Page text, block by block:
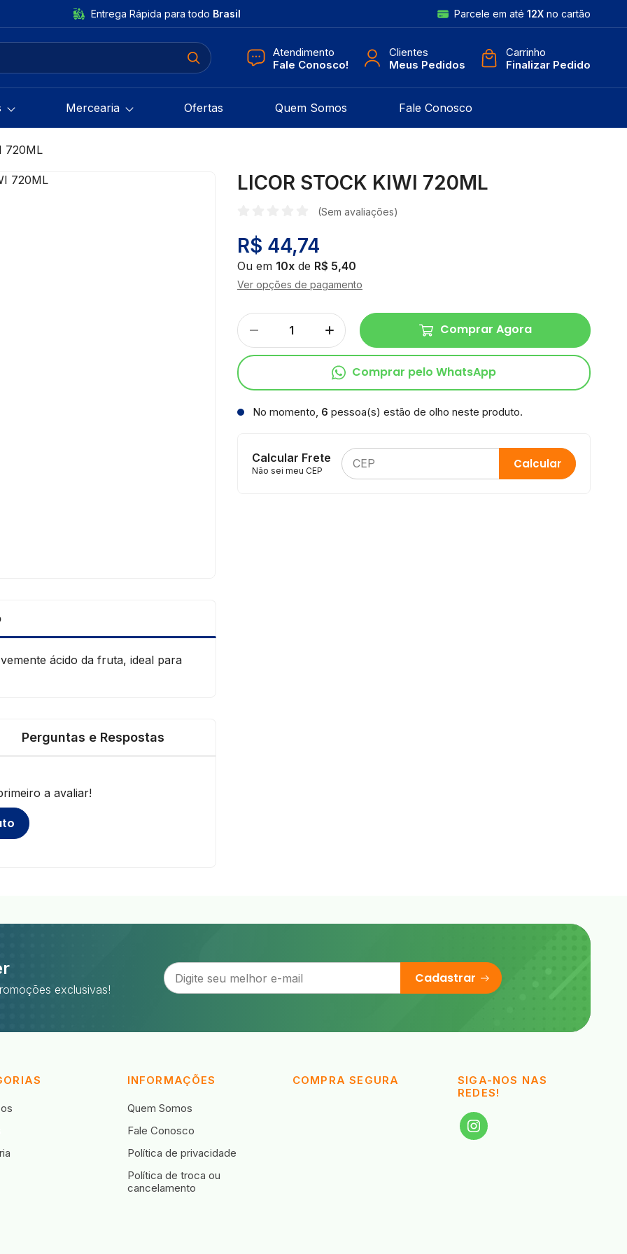
Entrega Rápida para todo Brasil Parcele em até 12Xno cartão
Atendimento
Fale Conosco!
Clientes
Meus Pedidos
Carrinho
Finalizar Pedido
Mercearia Ofertas Quem Somos Fale Conosco
720ML
ácido da fruta, ideal para
Perguntas e Respostas
a avaliar!
LICOR STOCK KIWI 720ML
(Sem avaliações)
R$ 44,74
Ou em 10x de R$ 5,40
Ver opções de pagamento
Comprar Agora
Comprar pelo WhatsApp
No momento, 6 pessoa(s) estão de olho neste produto.
Calcular Frete
Não sei meu CEP Calcular
exclusivas!
Cadastrar
INFORMAÇÕES
Quem Somos
Fale Conosco
Política de privacidade
Política de troca ou
cancelamento
COMPRA SEGURA
SIGA-NOS NAS
REDES!